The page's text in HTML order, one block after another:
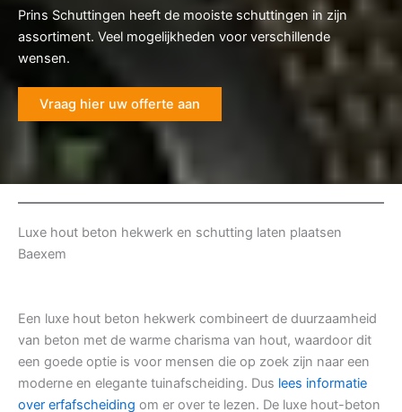
Prins Schuttingen heeft de mooiste schuttingen in zijn
assortiment. Veel mogelijkheden voor verschillende
wensen.
Vraag hier uw offerte aan
Luxe hout beton hekwerk en schutting laten plaatsen
Baexem
Een luxe hout beton hekwerk combineert de duurzaamheid
van beton met de warme charisma van hout, waardoor dit
een goede optie is voor mensen die op zoek zijn naar een
moderne en elegante tuinafscheiding. Dus lees informatie
over erfafscheiding om er over te lezen. De luxe hout-beton